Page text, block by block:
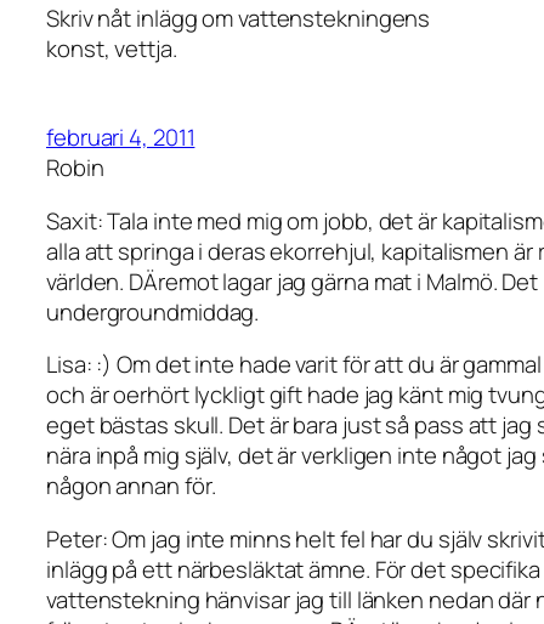
Skriv nåt inlägg om vattenstekningens
konst, vettja.
februari 4, 2011
Robin
Saxit: Tala inte med mig om jobb, det är
alla att springa i deras ekorrehjul, kapitalismen
världen. DÄremot lagar jag gärna mat i Malmö.
undergroundmiddag.
Lisa: :) Om det inte hade varit för att du är
och är oerhört lyckligt gift hade jag känt mig
eget bästas skull. Det är bara just så pass att jag
nära inpå mig själv, det är verkligen inte något
någon annan för.
Peter: Om jag inte minns helt fel har du själv
inlägg på ett närbesläktat ämne. För det
vattenstekning hänvisar jag till länken nedan där